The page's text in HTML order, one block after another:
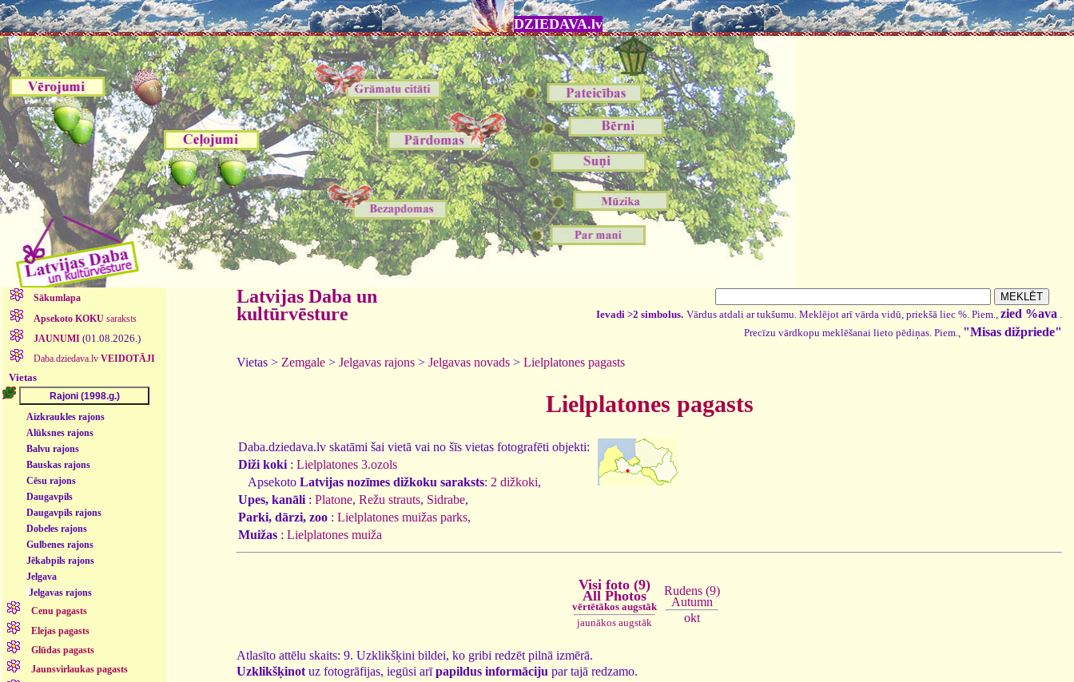
DZIEDAVA.lv
Sākumlapa
Apsekoto KOKUsaraksts
JAUNUMI (01.08.2026.)
Daba.dziedava.lv VEIDOTĀJI
Vietas
Aizkraukles rajons
Alūksnes rajons
Balvu rajons
Bauskas rajons
Cēsu rajons
Daugavpils
Daugavpils rajons
Dobeles rajons
Gulbenes rajons
Jēkabpils rajons
Jelgava
Jelgavas rajons
Cenu pagasts
Elejas pagasts
Glūdas pagasts
Jaunsvirlaukas pagasts
Latvijas Daba un
kultūrvēsture
Ievadi >2 simbolus. Vārdus atdali ar tukšumu. Meklējot arī vārda vidū, priekšā liec %. Piem., zied %ava .
Precīzu vārdkopu meklēšanai lieto pēdiņas. Piem., "Misas dižpriede"
Vietas > Zemgale > Jelgavas rajons > Jelgavas novads > Lielplatones pagasts
Lielplatones pagasts
Daba.dziedava.lv skatāmi šai vietā vai no šīs vietas fotografēti objekti:
Diži koki : Lielplatones 3.ozols
Apsekoto Latvijas nozīmes dižkoku saraksts: 2 dižkoki,
Upes, kanāli : Platone, Režu strauts, Sidrabe,
Parki, dārzi, zoo : Lielplatones muižas parks,
Muižas : Lielplatones muiža
Visi foto (9)
All Photos
vērtētākos augstāk
jaunākos augstāk
Rudens (9)
Autumn
okt
Atlasīto attēlu skaits: 9. Uzklikšķini bildei, ko gribi redzēt pilnā izmērā.
Uzklikšķinot uz fotogrāfijas, iegūsi arīpapildus informāciju par tajā redzamo.